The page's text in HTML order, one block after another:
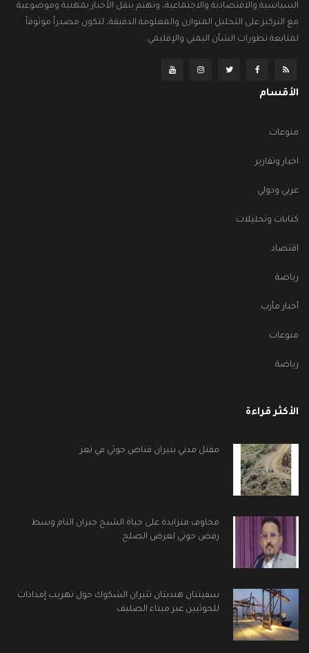
السياسية والاقتصادية والاجتماعية، وتهتم بنقل الأخبار بمهنية وموضوعية
مع التركيز على التحليل المتوازن والمعلومة الدقيقة، لتكون مصدراً موثوقاً
لمتابعة تطورات الشأن اليمني والإقليمي.
الأقسام
منوعات
اخبار وتقارير
عربي ودولي
كتابات وتحليلات
اقتصاد
رياضة
أخبار مأرب
منوعات
رياضة
الأكثر قراءة
مقتل مدني بنيران قناص حوثي في تعز
مخاوف متزايدة على حياة الشيخ جبران التام وسط
رفض حوثي لعرض الصلح
سفينتان هنديتان تثيران الشكوك حول تهريب إمدادات
للحوثيين عبر ميناء الصليف